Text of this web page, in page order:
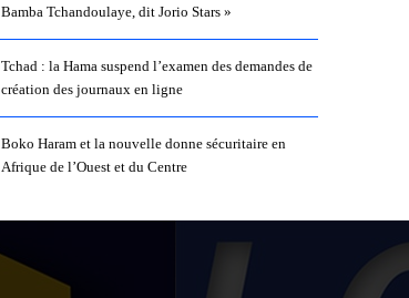
Bamba Tchandoulaye, dit Jorio Stars »
Tchad : la Hama suspend l’examen des demandes de
création des journaux en ligne
Boko Haram et la nouvelle donne sécuritaire en
Afrique de l’Ouest et du Centre